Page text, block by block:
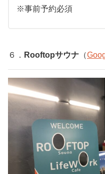
※事前予約必須
６． Rooftopサウナ （